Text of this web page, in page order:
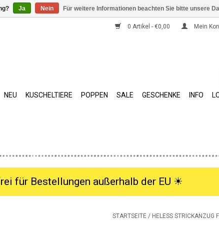
0 Artikel - €0,00 Mein
NEU KUSCHELTIERE POPPEN SALE GESCHENKE INFO
für Bestellungen außerhalb der EU ☀︎
STARTSEITE / HELESS STRICKANZUG
Ja Nein Für weitere Informationen beachten Sie bitte unsere